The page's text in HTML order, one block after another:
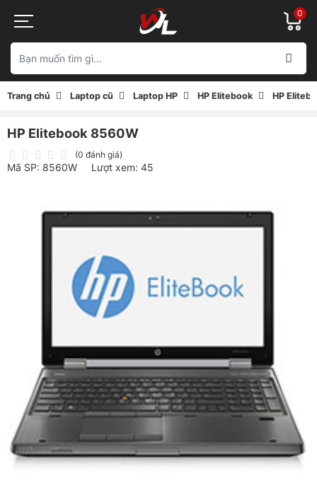
0
Trang chủ Laptop cũ Laptop HP HP Elitebook HP
HP Elitebook 8560W
(0 đánh giá)
Mã SP: 8560W Lượt xem: 45